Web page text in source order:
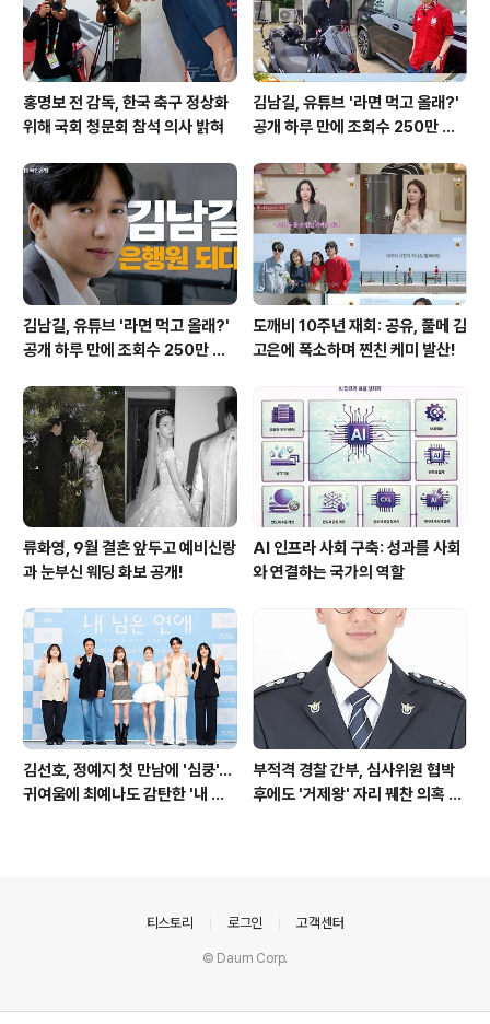
니다. 그는 손아섭 선수와 함께 훈련..
홍명보 전 감독, 한국 축구 정상화
위해 국회 청문회 참석 의사 밝혀
김남길, 유튜브 '라면 먹고 올래?'
공개 하루 만에 조회수 250만 돌
김남길, 유튜브 '라면 먹고 올래?'
공개 하루 만에 조회수 250만 돌
도깨비 10주년 재회: 공유, 풀메 김
고은에 폭소하며 찐친 케미 발산!
류화영, 9월 결혼 앞두고 예비신랑
과 눈부신 웨딩 화보 공개!
AI 인프라 사회 구축: 성과를 사회
와 연결하는 국가의 역할
김선호, 정예지 첫 만남에 '심쿵'…
귀여움에 최예나도 감탄한 '내 남
부적격 경찰 간부, 심사위원 협박
후에도 '거제왕' 자리 꿰찬 의혹 진
티스토리 로그인 고객센터
© Daum Corp.